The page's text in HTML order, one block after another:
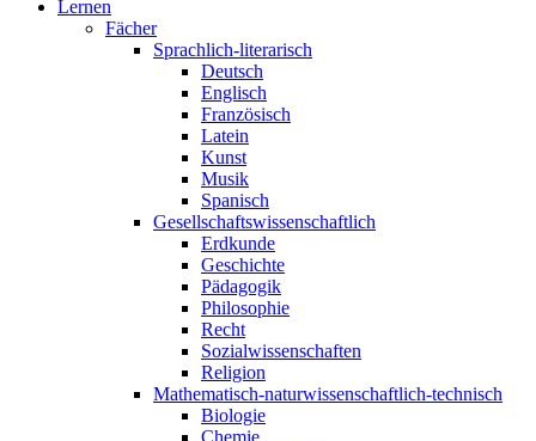
Lernen
Fächer
Sprachlich-literarisch
Deutsch
Englisch
Französisch
Latein
Kunst
Musik
Spanisch
Gesellschaftswissenschaftlich
Erdkunde
Geschichte
Pädagogik
Philosophie
Recht
Sozialwissenschaften
Religion
Mathematisch-naturwissenschaftlich-technisch
Biologie
Chemie